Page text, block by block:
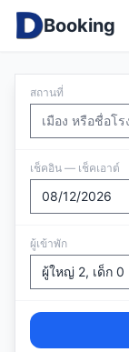
Booking
สถานที่
เช็คอิน — เช็คเอาต์
ผู้เข้าพัก